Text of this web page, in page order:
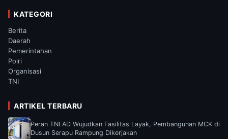
KATEGORI
Berita
Daerah
Pemerintahan
Polri
Organisasi
TNI
ARTIKEL TERBARU
Peran TNI AD Wujudkan Fasilitas Layak, Pembangunan MCK di
Dusun Serapu Rampung Dikerjakan